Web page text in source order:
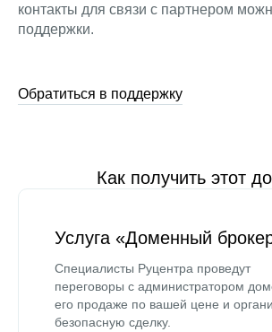
контакты для связи с партнером
поддержки.
Обратиться в поддержку
Как получить этот
Услуга «Доменный
Специалисты Руцентра проведут
переговоры с администратором
его продаже по вашей цене и
безопасную сделку.